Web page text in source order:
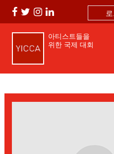
아티스트들을
위한 국제 대회